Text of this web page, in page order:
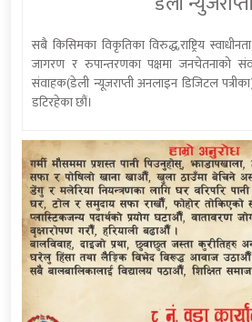
सबै किसिमका विकृतिका विरुद्ध,राष्ट्रिय
जागरण र रुपान्तरणका पक्षमा जनचेतनाको
संवाहक(डेली न्यूजराप्ती अनलाइन डिजिटल
डटिरहेका छौं।